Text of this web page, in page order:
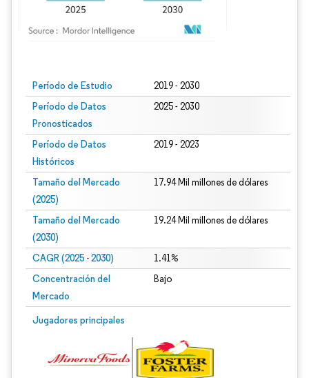
Período de Estudio 2019 - 2030
Período de Datos
Pronosticados
2025 - 2030
Período de Datos
Históricos
2019 - 2023
Tamaño del Mercado
(2025)
17.94 Mil millones de dólares
Tamaño del Mercado
(2030)
19.24 Mil millones de dólares
CAGR (2025 - 2030) 1.41%
Concentración del
Mercado
Bajo
Jugadores principales